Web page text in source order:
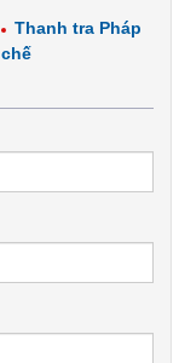
Thanh tra Pháp
chế